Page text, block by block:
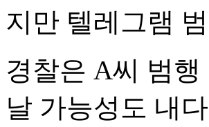
지만 텔레그램
경찰은 A씨 범
날 가능성도 내